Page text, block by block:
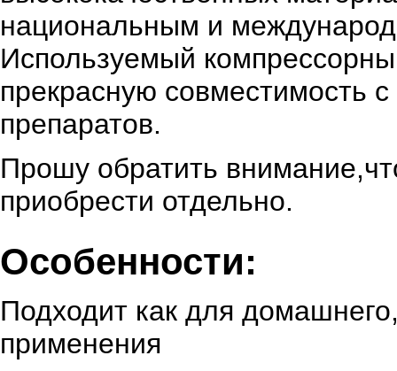
национальным и
Используемый
прекрасную совместимость
препаратов.
Прошу обратить
приобрести отдельно.
Особенности:
Подходит как для
применения